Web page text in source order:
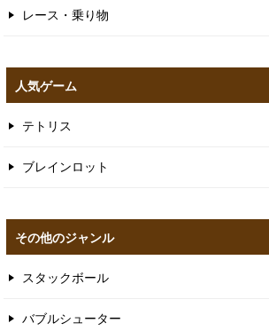
レース・乗り物
人気ゲーム
テトリス
ブレインロット
その他のジャンル
スタックボール
バブルシューター